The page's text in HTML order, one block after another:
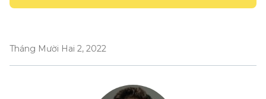
Tháng Mười Hai 2, 2022